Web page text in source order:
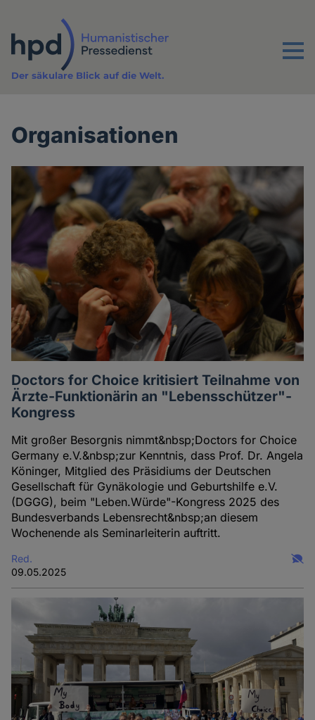
Inhalt
Menu
Der säkulare Blick auf die Welt.
Organisationen
Doctors for Choice kritisiert Teilnahme von
Ärzte-Funktionärin an "Lebensschützer"-
Kongress
Mit großer Besorgnis nimmt&nbsp;Doctors for Choice
Germany e.V.&nbsp;zur Kenntnis, dass Prof. Dr. Angela
Köninger, Mitglied des Präsidiums der Deutschen
Gesellschaft für Gynäkologie und Geburtshilfe e.V.
(DGGG), beim "Leben.Würde"-Kongress 2025 des
Bundesverbands Lebensrecht&nbsp;an diesem
Wochenende als Seminarleiterin auftritt.
Red.
09.05.2025